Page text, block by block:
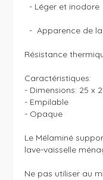
Résistance
Caractéristiques:
- Dimensions: 25 x
- Empilable
- Opaque
Le Mélaminé
lave-vaisselle
Ne pas utiliser au